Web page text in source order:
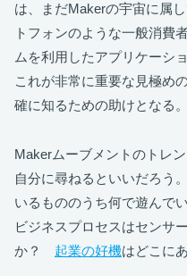
は、まだMakerの宇宙に属
トフォンのような一般消費
ムを利用したアプリケーシ
これが非常に重要な見極め
確に知るための助けとなる。
Makerムーブメントのトレ
自分に尋ねるといいだろう
いるもののうち何で遊んで
ビジネスプロセスはセンサ
か？ 起業の好機はどこに